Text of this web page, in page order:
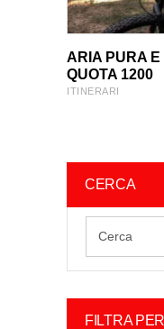
ARIA PURA E
QUOTA 1200
ITINERARI
CERCA
FILTRA